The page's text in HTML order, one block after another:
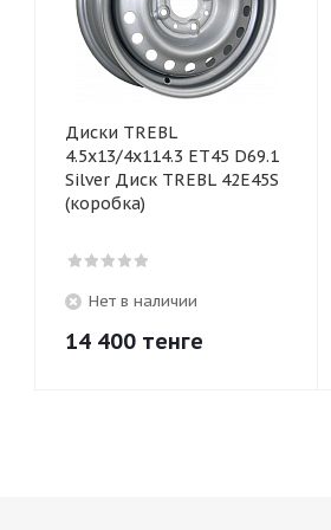
Диски TREBL
4.5х13/4х114.3 ET45 D69.1
Silver Диск TREBL 42E45S
(коробка)
Нет в наличии
14 400 тенге